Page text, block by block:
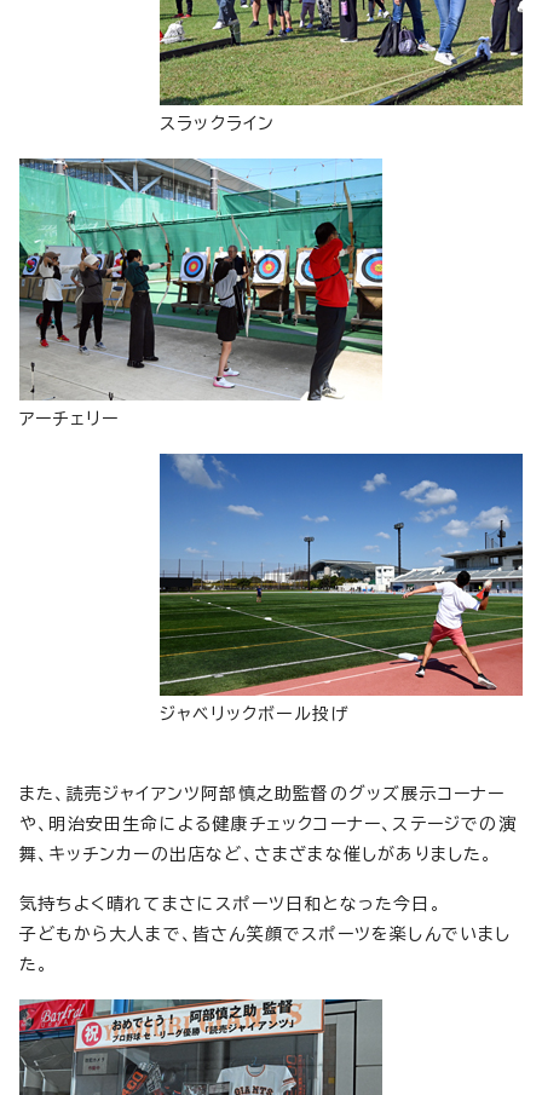
スラックライン
アーチェリー
ジャベリックボール投げ
また、読売ジャイアンツ阿部慎之助監督のグッズ展示コーナー
や、明治安田生命による健康チェックコーナー、ステージでの演
舞、キッチンカーの出店など、さまざまな催しがありました。
気持ちよく晴れてまさにスポーツ日和となった今日。
子どもから大人まで、皆さん笑顔でスポーツを楽しんでいまし
た。